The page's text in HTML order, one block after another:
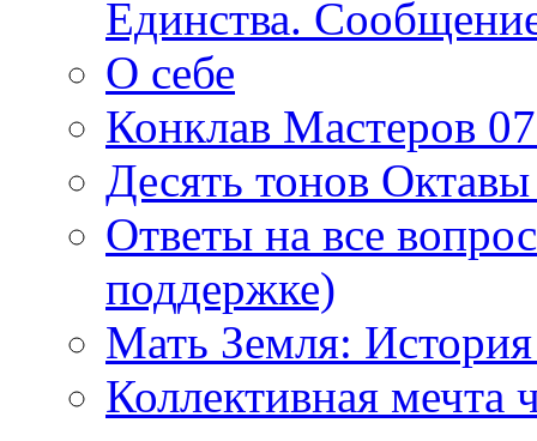
Единства.
О себе
Конклав Мастеров
Десять тонов
Ответы на все
поддержке)
Мать Земля: История
Коллективная мечта